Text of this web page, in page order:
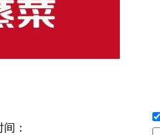
：